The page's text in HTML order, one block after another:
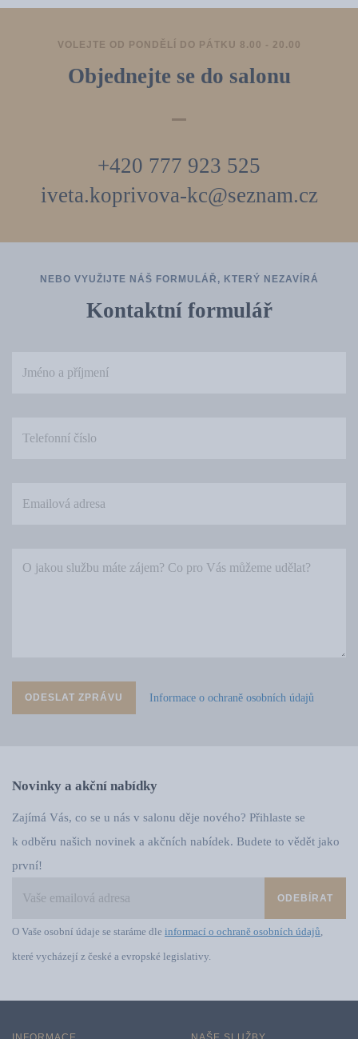
VOLEJTE OD PONDĚLÍ DO PÁTKU 8.00 - 20.00
Objednejte se do salonu
+420 777 923 525
iveta.koprivova-kc@seznam.cz
NEBO VYUŽIJTE NÁŠ FORMULÁŘ, KTERÝ NEZAVÍRÁ
Kontaktní formulář
ODESLAT ZPRÁVU Informace o ochraně osobních údajů
Novinky a akční nabídky
Zajímá Vás, co se u nás v salonu děje nového? Přihlaste se
k odběru našich novinek a akčních nabídek. Budete to vědět jako
první!
ODEBÍRAT
O Vaše osobní údaje se staráme dle informací o ochraně osobních údajů
které vycházejí z české a evropské legislativy.
INFORMACE NAŠE SLUŽBY